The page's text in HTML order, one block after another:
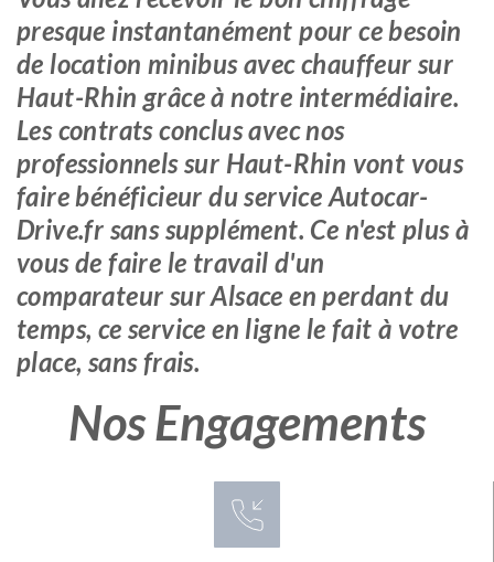
presque instantanément pour ce besoin
de location minibus avec chauffeur sur
Haut-Rhin grâce à notre intermédiaire.
Les contrats conclus avec nos
professionnels sur Haut-Rhin vont vous
faire bénéficieur du service Autocar-
Drive.fr sans supplément. Ce n'est plus à
vous de faire le travail d'un
comparateur sur Alsace en perdant du
temps, ce service en ligne le fait à votre
place, sans frais.
Nos Engagements